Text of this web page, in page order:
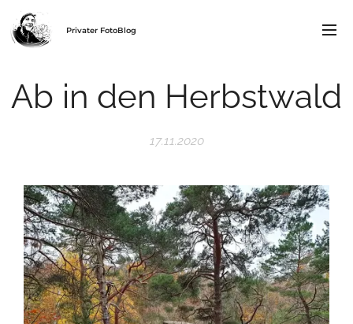
Privater FotoBlog
Ab in den Herbstwald
17.11.2020